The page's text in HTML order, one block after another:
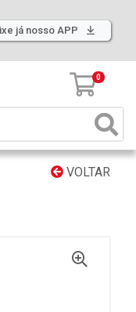
já nosso APP
0
VOLTAR